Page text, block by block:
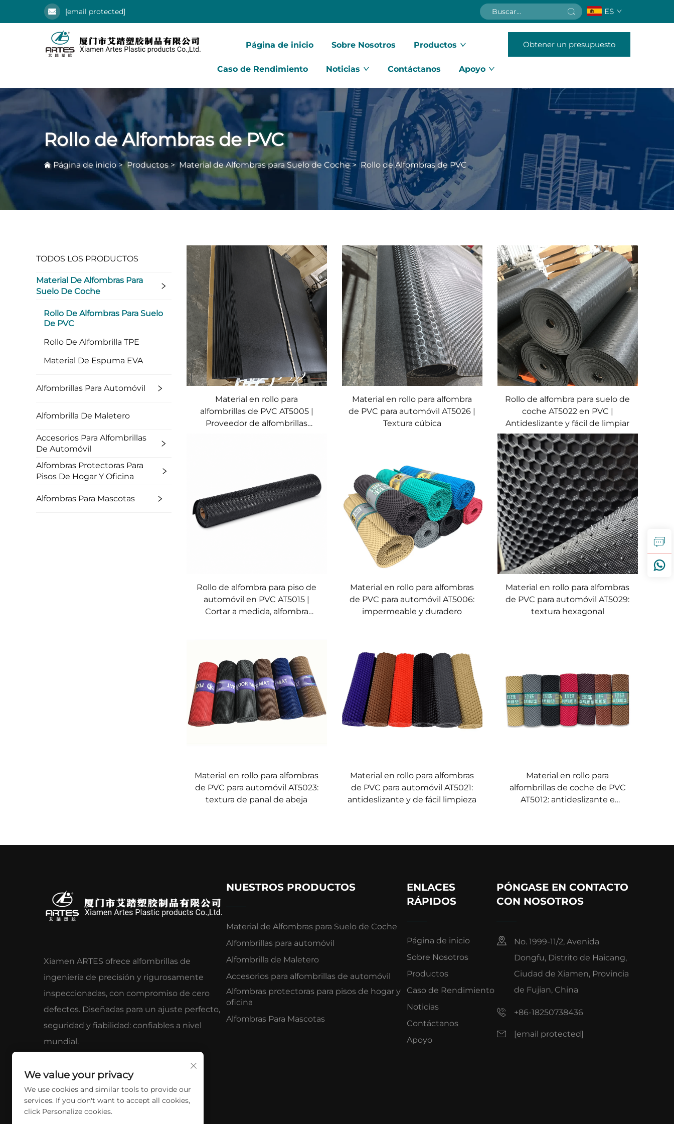
[email protected] ES
Página de inicio Sobre Nosotros Productos
Caso de Rendimiento Noticias Contáctanos Apoyo
Obtener un presupuesto
Rollo de Alfombras de PVC
Página de inicio > Productos> Material de Alfombras para Suelo de Coche> Rollo de Alfombras de PVC
TODOS LOS PRODUCTOS
Material De Alfombras Para
Suelo De Coche
Rollo De Alfombras Para Suelo
De PVC
Rollo De Alfombrilla TPE
Material De Espuma EVA
Alfombrillas Para Automóvil
Alfombrilla De Maletero
Accesorios Para Alfombrillas
De Automóvil
Alfombras Protectoras Para
Pisos De Hogar Y Oficina
Alfombras Para Mascotas
Material en rollo para
alfombrillas de PVC AT5005 |
Proveedor de alfombrillas
Material en rollo para alfombra
de PVC para automóvil AT5026 |
Textura cúbica
Rollo de alfombra para suelo de
coche AT5022 en PVC |
Antideslizante y fácil de limpiar
Rollo de alfombra para piso de
automóvil en PVC AT5015 |
Cortar a medida, alfombra
Material en rollo para alfombras
de PVC para automóvil AT5006:
impermeable y duradero
Material en rollo para alfombras
de PVC para automóvil AT5029:
textura hexagonal
Material en rollo para alfombras
de PVC para automóvil AT5023:
textura de panal de abeja
Material en rollo para alfombras
de PVC para automóvil AT5021:
antideslizante y de fácil limpieza
Material en rollo para
alfombrillas de coche de PVC
AT5012: antideslizante e
Xiamen ARTES ofrece alfombrillas de
ingeniería de precisión y rigurosamente
inspeccionadas, con compromiso de cero
defectos. Diseñadas para un ajuste perfecto,
seguridad y fiabilidad: confiables a nivel
mundial.
NUESTROS PRODUCTOS
Material de Alfombras para Suelo de Coche
Alfombrillas para automóvil
Alfombrilla de Maletero
Accesorios para alfombrillas de automóvil
Alfombras protectoras para pisos de hogar y
oficina
Alfombras Para Mascotas
ENLACES
RÁPIDOS
Página de inicio
Sobre Nosotros
Productos
Caso de Rendimiento
Noticias
Contáctanos
Apoyo
PÓNGASE EN CONTACTO
CON NOSOTROS
No. 1999-11/2, Avenida
Dongfu, Distrito de Haicang,
Ciudad de Xiamen, Provincia
de Fujian, China
+86-18250738436
[email protected]
We value your privacy
We use cookies and similar tools to provide our
services. If you don't want to accept all cookies,
click Personalize cookies.